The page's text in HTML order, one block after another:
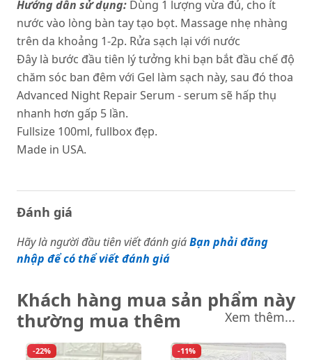
Hướng dẫn sử dụng: Dùng 1 lượng vừa đủ, cho ít
nước vào lòng bàn tay tạo bọt. Massage nhẹ nhàng
trên da khoảng 1-2p. Rửa sạch lại với nước
Đây là bước đầu tiên lý tưởng khi bạn bắt đầu chế độ
chăm sóc ban đêm với Gel làm sạch này, sau đó thoa
Advanced Night Repair Serum - serum sẽ hấp thụ
nhanh hơn gấp 5 lần.
Fullsize 100ml, fullbox đẹp.
Made in USA.
Đánh giá
Hãy là người đầu tiên viết đánh giáBạn phải đăng
nhập để có thể viết đánh giá
Khách hàng mua sản phẩm này
thường mua thêm
Xem thêm...
-22% -11%